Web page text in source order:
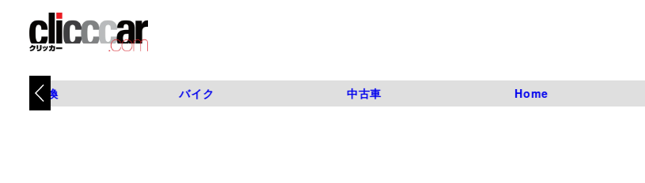
タイヤ交換 バイク 中古車 Home